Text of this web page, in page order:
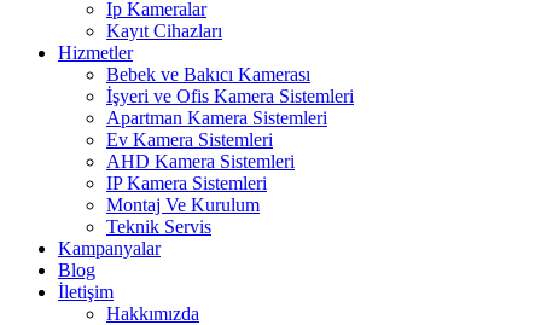
Ip Kameralar
Kayıt Cihazları
Hizmetler
Bebek ve Bakıcı Kamerası
İşyeri ve Ofis Kamera Sistemleri
Apartman Kamera Sistemleri
Ev Kamera Sistemleri
AHD Kamera Sistemleri
IP Kamera Sistemleri
Montaj Ve Kurulum
Teknik Servis
Kampanyalar
Blog
İletişim
Hakkımızda